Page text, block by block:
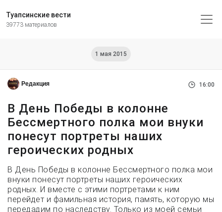
Туапсинские вести
39773 материалов
1 мая 2015
Редакция 16:00
В День Победы в колонне
Бессмертного полка мои внуки
понесут портреты наших
героических родных
В День Победы в колонне Бессмертного полка мои
внуки понесут портреты наших героических
родных. И вместе с этими портретами к ним
перейдет и фамильная история, память, которую мы
передадим по наследству. Только из моей семьи